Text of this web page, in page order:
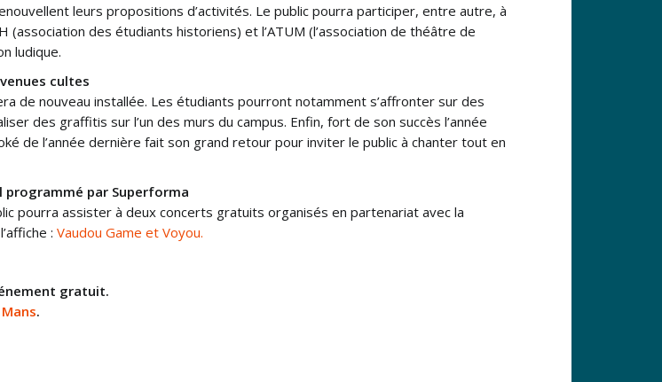
leurs propositions d’activités. Le public pourra participer, entre autre, à
des étudiants historiens) et l’ATUM (l’association de théâtre de
ludique.
cultes
de nouveau installée. Les étudiants pourront notamment s’affronter sur des
des graffitis sur l’un des murs du campus. Enfin, fort de son succès l’année
de l’année dernière fait son grand retour pour inviter le public à chanter tout en
programmé par Superforma
pourra assister à deux concerts gratuits organisés en partenariat avec la
: Vaudou Game et Voyou.
gratuit.
.